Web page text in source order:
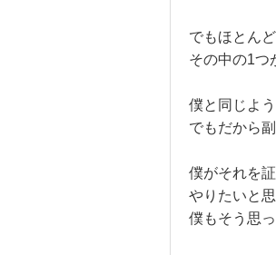
でもほとん
その中の1つ
僕と同じよ
でもだから
僕がそれを
やりたいと
僕もそう思